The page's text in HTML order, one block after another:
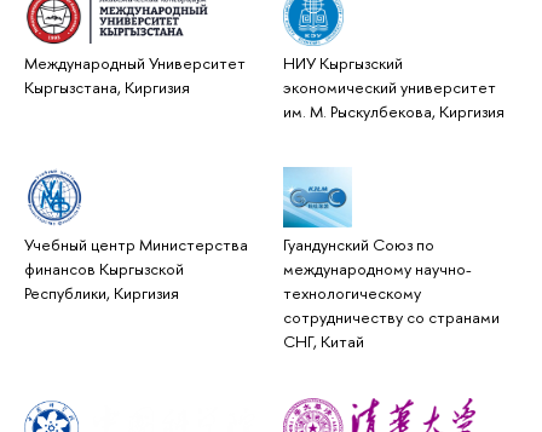
Международный Университет
Кыргызстана, Киргизия
НИУ Кыргызский
экономический университет
им. М. Рыскулбекова, Киргизия
Учебный центр Министерства
финансов Кыргызской
Республики, Киргизия
Гуандунский Союз по
международному научно-
технологическому
сотрудничеству со странами
СНГ, Китай